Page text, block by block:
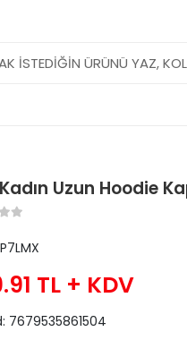
Kadın Uzun Hoodie
TL + KDV
7679535861504